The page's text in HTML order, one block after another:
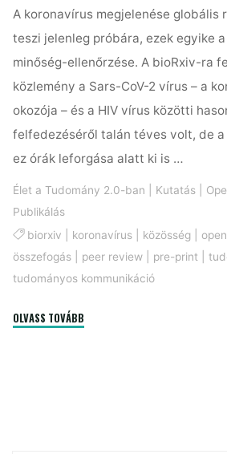
A koronavírus megjelenése globális
teszi jelenleg próbára, ezek egyike
minőség-ellenőrzése. A bioRxiv-ra
közlemény a Sars-CoV-2 vírus – a
okozója – és a HIV vírus közötti
felfedezéséről talán téves volt, de
ez órák leforgása alatt ki is …
Élet a Tudomány 2.0-ban Kutatás
Publikálás
biorxiv
koronavírus| közösség|
összefogás
peer review pre-print |
tudományos kommunikáció
OLVASS TOVÁBB